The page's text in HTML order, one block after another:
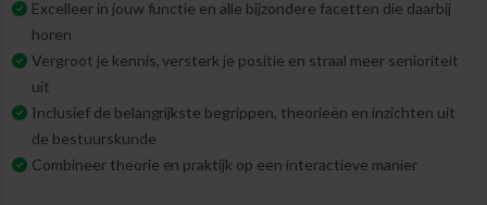
Excelleer in jouw functie en alle bijzondere facetten die daarbij
horen
Vergroot je kennis, versterk je positie en straal meer senioriteit
uit
Inclusief de belangrijkste begrippen, theorieën en inzichten uit
de bestuurskunde
Combineer theorie en praktijk op een interactieve manier